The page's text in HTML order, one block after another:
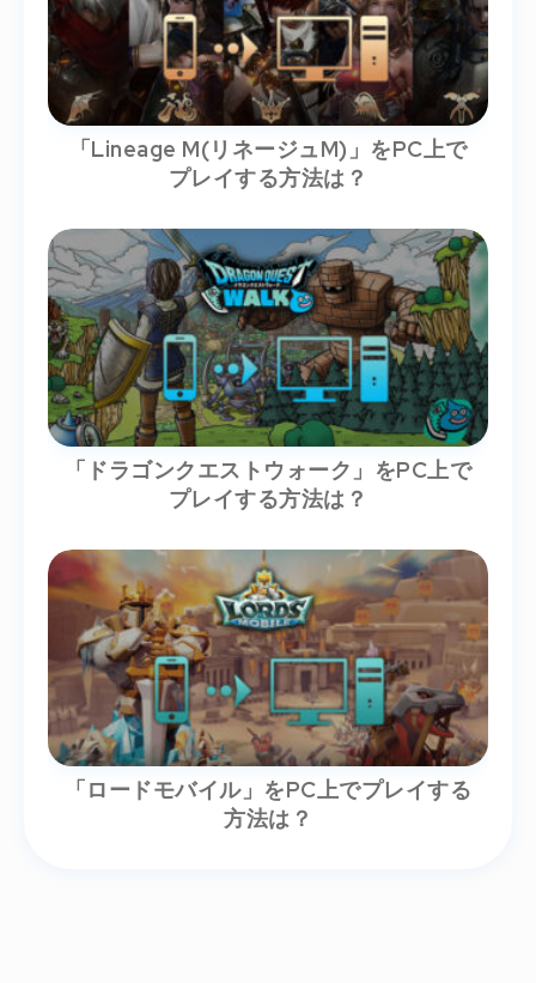
「Lineage M(リネージュM)」をPC上で
プレイする方法は？
「ドラゴンクエストウォーク」をPC上で
プレイする方法は？
「ロードモバイル」をPC上でプレイする
方法は？